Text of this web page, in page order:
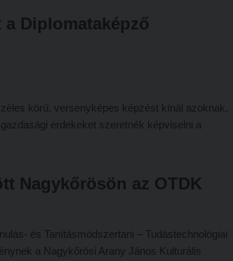
Diplomataképző
körű, versenyképes képzést kínál azoknak,
érdekeket szeretnék képviselni a
Nagykőrösön az OTDK
és Tanításmódszertani – Tudástechnológiai
a Nagykőrösi Arany János Kulturális